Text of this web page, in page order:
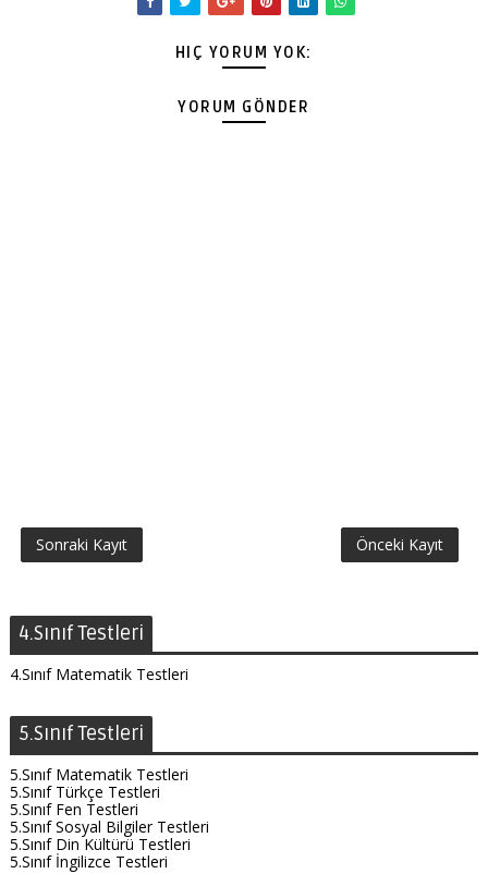
HIÇ YORUM YOK:
YORUM GÖNDER
Sonraki Kayıt Önceki Kayıt
4.Sınıf Testleri
4.Sınıf Matematik Testleri
5.Sınıf Testleri
5.Sınıf Matematik Testleri
5.Sınıf Türkçe Testleri
5.Sınıf Fen Testleri
5.Sınıf Sosyal Bilgiler Testleri
5.Sınıf Din Kültürü Testleri
5.Sınıf İngilizce Testleri